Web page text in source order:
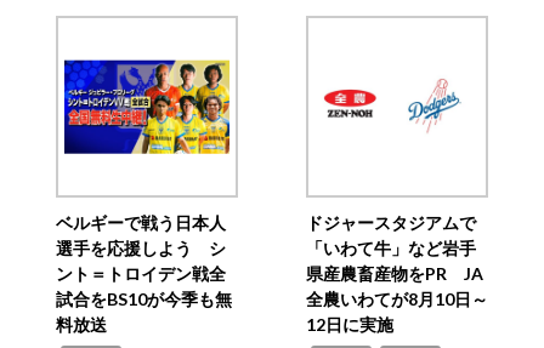
ベルギーで戦う日本人
選手を応援しよう シ
ント＝トロイデン戦全
試合をBS10が今季も無
料放送
ドジャースタジアムで
「いわて牛」など岩手
県産農畜産物をPR JA
全農いわてが8月10日～
12日に実施